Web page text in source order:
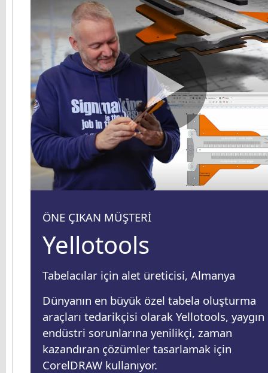
ÖNE ÇIKAN MÜŞTERİ
Yellotools
Tabelacılar için alet üreticisi, Almanya
Dünyanın en büyük özel tabela oluşturma
araçları tedarikçisi olarak Yellotools, yaygın
endüstri sorunlarına yenilikçi, zaman
kazandıran çözümler tasarlamak için
CorelDRAW kullanıyor.